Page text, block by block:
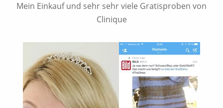
Mein Einkauf und sehr sehr viele Gratisproben von
Clinique